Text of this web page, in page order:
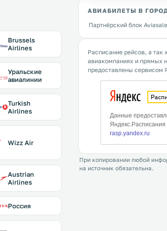
Brussels
Airlines
Уральские
авиалинии
Turkish
Airlines
Wizz Air
Austrian
Airlines
Россия
АВИАБИЛЕТЫ В
Партнёрский блок
Расписание рейсов, а так
авиакомпаниях и прямых
предоставлены сервисом
При копировании любой
на источник обязательна.